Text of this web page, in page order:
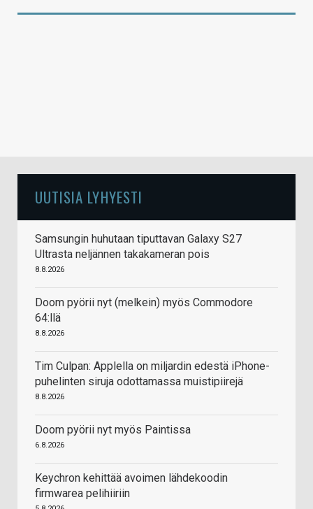
UUTISIA LYHYESTI
Samsungin huhutaan tiputtavan Galaxy S27
Ultrasta neljännen takakameran pois
8.8.2026
Doom pyörii nyt (melkein) myös Commodore
64:llä
8.8.2026
Tim Culpan: Applella on miljardin edestä iPhone-
puhelinten siruja odottamassa muistipiirejä
8.8.2026
Doom pyörii nyt myös Paintissa
6.8.2026
Keychron kehittää avoimen lähdekoodin
firmwarea pelihiiriin